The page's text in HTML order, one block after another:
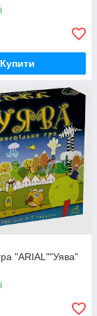
Купити
"ARIAL""Уява"